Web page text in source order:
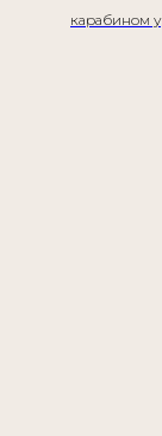
карабином